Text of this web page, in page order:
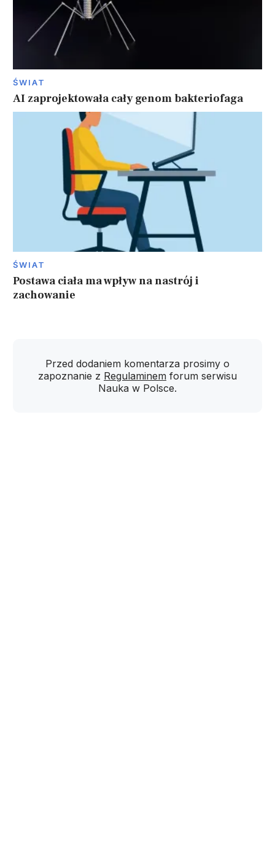
ŚWIAT
AI zaprojektowała cały genom bakteriofaga
ŚWIAT
Postawa ciała ma wpływ na nastrój i
zachowanie
Przed dodaniem komentarza prosimy o
zapoznanie z Regulaminem forum serwisu
Nauka w Polsce.